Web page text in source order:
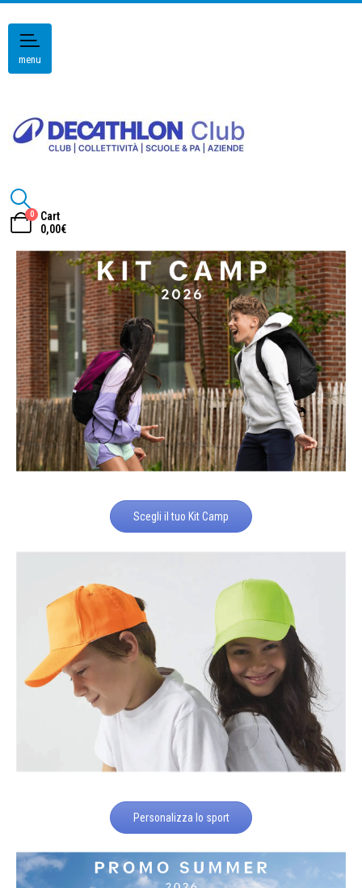
menu
0
Cart
0,00€
Scegli il tuo Kit Camp
Personalizza lo sport